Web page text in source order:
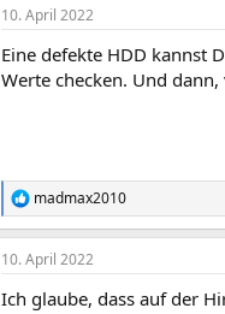
10. April 2022
Eine defekte HDD kannst
Werte checken. Und
R
e
a
k
i
madmax2010
10. April 2022
Ich glaube, dass auf der